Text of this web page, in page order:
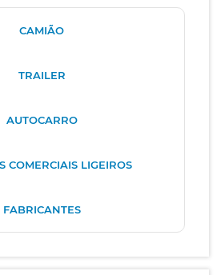
CAMIÃO
TRAILER
AUTOCARRO
COMERCIAIS LIGEIROS
FABRICANTES